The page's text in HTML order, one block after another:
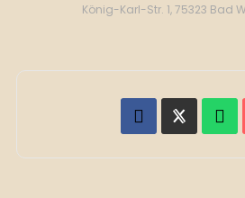
König-Karl-Str. 1, 75323 Bad